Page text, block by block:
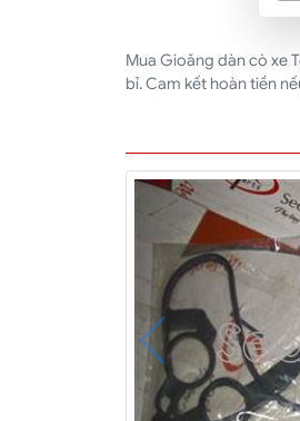
Mua Gioăng dàn cò xe
bỉ. Cam kết hoàn tiền